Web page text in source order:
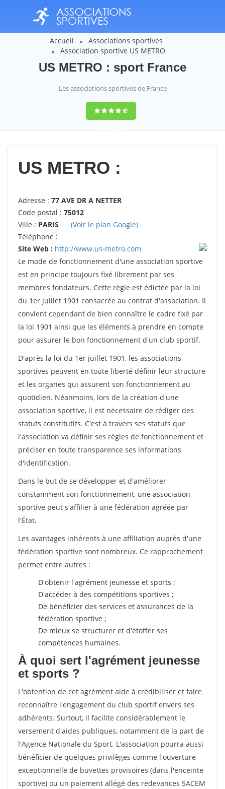
Accueil
Associations sportives
Association sportive US METRO
US METRO : sport France
Les associations sportives de France
9,4(100%)
14358votes
US METRO :
Adresse : 77 AVE DR A NETTER
Code postal : 75012
Ville : PARIS
(Voir le plan Google)
Téléphone :
Site Web : http://www.us-metro.com
Le mode de fonctionnement d'une association sportive
est en principe toujours fixé librement par ses
membres fondateurs. Cette règle est édictée par la loi
du 1er juillet 1901 consacrée au contrat d'association. Il
convient cependant de bien connaître le cadre fixé par
la loi 1901 ainsi que les éléments à prendre en compte
pour assurer le bon fonctionnement d'un club sportif.
D'après la loi du 1er juillet 1901, les associations
sportives peuvent en toute liberté définir leur structure
et les organes qui assurent son fonctionnement au
quotidien. Néanmoins, lors de la création d'une
association sportive, il est nécessaire de rédiger des
statuts constitutifs. C'est à travers ses statuts que
l'association va définir ses règles de fonctionnement et
préciser en toute transparence ses informations
d'identification.
Dans le but de se développer et d'améliorer
constamment son fonctionnement, une association
sportive peut s'affilier à une fédération agréée par
l'État.
Les avantages inhérents à une affiliation auprès d'une
fédération sportive sont nombreux. Ce rapprochement
permet entre autres :
D'obtenir l'agrément jeunesse et sports ;
D'accéder à des compétitions sportives ;
De bénéficier des services et assurances de la
fédération sportive ;
De mieux se structurer et d'étoffer ses
compétences humaines.
À quoi sert l'agrément jeunesse
et sports ?
L'obtention de cet agrément aide à crédibiliser et faire
reconnaître l'engagement du club sportif envers ses
adhérents. Surtout, il facilite considérablement le
versement d'aides publiques, notamment de la part de
l'Agence Nationale du Sport. L'association pourra aussi
bénéficier de quelques privilèges comme l'ouverture
exceptionnelle de buvettes provisoires (dans l'enceinte
sportive) ou un paiement allégé des redevances SACEM